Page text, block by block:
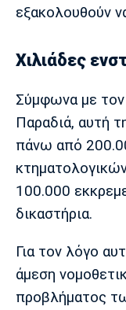
εξακολουθούν
Χιλιάδες
Σύμφωνα με
Παραδιά, αυτή
πάνω από
100.000
δικαστήρια.
Για τον λόγο
άμεση
προβλήματος